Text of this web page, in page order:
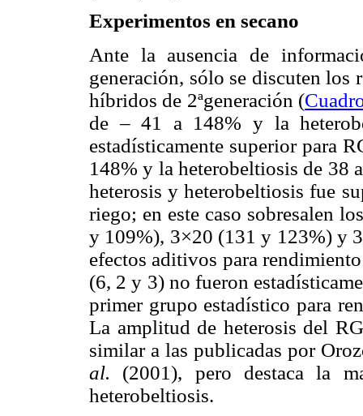
Experimentos en secano
Ante la ausencia de
generación, sólo se discuten los
híbridos de 2ªgeneración (
de – 41 a 148% y la
estadísticamente superior para
148% y la heterobeltiosis de 38
heterosis y heterobeltiosis fue
riego; en este caso sobresalen
y 109%), 3×20 (131 y 123%) y
efectos aditivos para
(6, 2 y 3) no fueron
primer grupo estadístico para
La amplitud de heterosis del
similar a las publicadas por
al. (2001), pero destaca la
heterobeltiosis.